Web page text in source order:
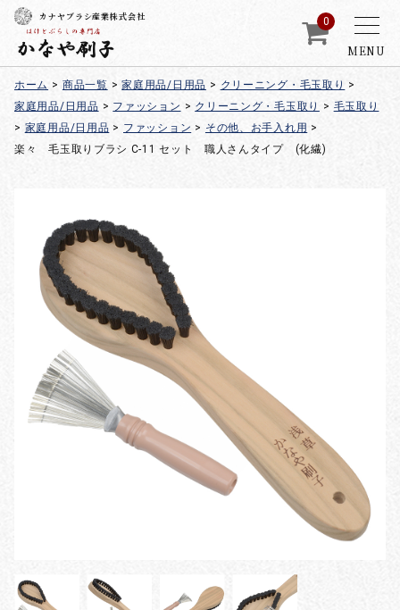
MENU
カナヤブラシ産業株式会社 0
ホーム > 商品一覧 > 家庭用品/日用品 > クリーニング・毛玉取り >
家庭用品/日用品 > ファッション > クリーニング・毛玉取り > 毛玉取り
> 家庭用品/日用品 > ファッション > その他、お手入れ用 >
楽々 毛玉取りブラシ C-11 セット 職人さんタイプ (化繊)